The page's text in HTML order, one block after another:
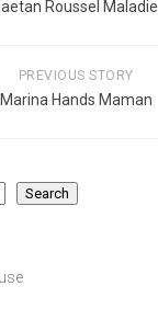
Roussel Maladie
PREVIOUS STORY
Marina Hands Maman
Search